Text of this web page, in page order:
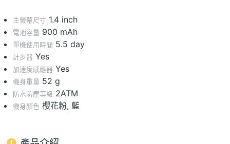
主螢幕尺寸 1.4 inch
電池容量 900 mAh
單機使用時間 5.5 day
計步器 Yes
加速度感應器 Yes
機身重量 52 g
防水防塵等級 2ATM
機身顏色 櫻花粉, 藍